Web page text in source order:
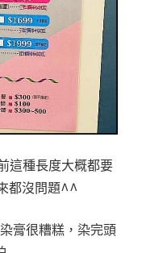
這種長度大概都要
都沒問題^^
膏很糟糕，染完頭